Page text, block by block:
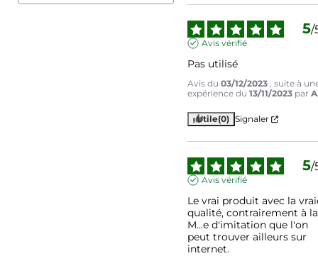
5/
Avis vérifié
Pas utilisé
Avis du03/12/2023 , suite à
expérience du13/11/2023 par
Utile(0) Signaler
5/
Avis vérifié
Le vrai produit avec la
qualité, contrairement à la
M...e d'imitation que l'on
peut trouver ailleurs sur
internet.